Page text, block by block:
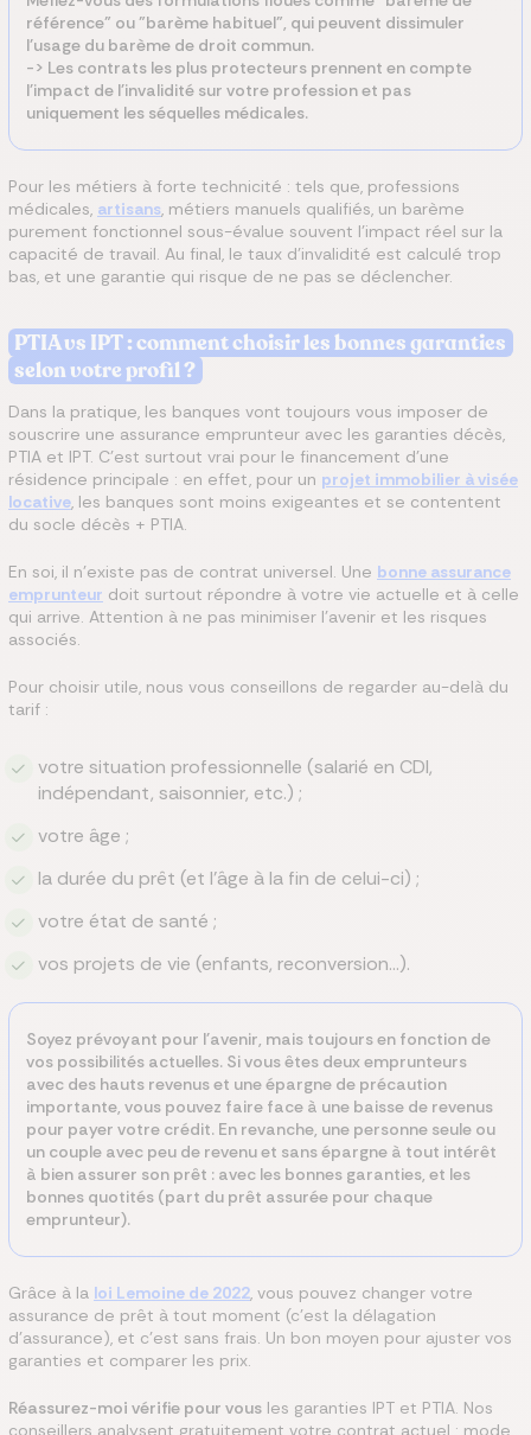
référence" ou "barème habituel", qui peuvent dissimuler
l'usage du barème de droit commun.
-> Les contrats les plus protecteurs prennent en compte
l'impact de l'invalidité sur votre profession et pas
uniquement les séquelles médicales.
Pour les métiers à forte technicité : tels que, professions
médicales, artisans, métiers manuels qualifiés, un barème
purement fonctionnel sous-évalue souvent l'impact réel sur la
capacité de travail. Au final, le taux d'invalidité est calculé trop
bas, et une garantie qui risque de ne pas se déclencher.
PTIA vs IPT : comment choisir les bonnes garanties
selon votre profil ?
Dans la pratique, les banques vont toujours vous imposer de
souscrire une assurance emprunteur avec les garanties décès,
PTIA et IPT. C'est surtout vrai pour le financement d'une
résidence principale : en effet, pour un projet immobilier à visée
locative, les banques sont moins exigeantes et se contentent
du socle décès + PTIA.
En soi, il n'existe pas de contrat universel. Une bonne assurance
emprunteur doit surtout répondre à votre vie actuelle et à celle
qui arrive. Attention à ne pas minimiser l'avenir et les risques
associés.
Pour choisir utile, nous vous conseillons de regarder au-delà du
tarif :
votre situation professionnelle (salarié en CDI,
indépendant, saisonnier, etc.) ;
votre âge ;
la durée du prêt (et l'âge à la fin de celui-ci) ;
votre état de santé ;
vos projets de vie (enfants, reconversion...).
Soyez prévoyant pour l'avenir, mais toujours en fonction de
vos possibilités actuelles. Si vous êtes deux emprunteurs
avec des hauts revenus et une épargne de précaution
importante, vous pouvez faire face à une baisse de revenus
pour payer votre crédit. En revanche, une personne seule ou
un couple avec peu de revenu et sans épargne à tout intérêt
à bien assurer son prêt : avec les bonnes garanties, et les
bonnes quotités (part du prêt assurée pour chaque
emprunteur).
Grâce à la loi Lemoine de 2022, vous pouvez changer votre
assurance de prêt à tout moment (c'est la délagation
d'assurance), et c'est sans frais. Un bon moyen pour ajuster vos
garanties et comparer les prix.
Réassurez-moi vérifie pour vous les garanties IPT et PTIA. Nos
conseillers analysent gratuitement votre contrat actuel : mode